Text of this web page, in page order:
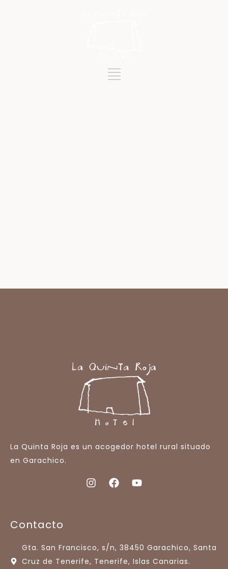
La Quinta Roja es un acogedor hotel rural situado
en Garachico.
Contacto
Gta. San Francisco, s/n, 38450 Garachico, Santa
Cruz de Tenerife, Tenerife, Islas Canarias.